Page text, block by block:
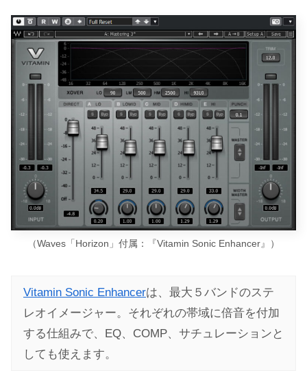
ー
（Waves「Horizon」付属：『Vitamin Sonic Enhancer』）
Vitamin Sonic Enhancerは、最大５バンドのステ
レオイメージャー。それぞれの帯域に倍音を付加
する仕組みで、EQ、COMP、サチュレーションと
しても使えます。